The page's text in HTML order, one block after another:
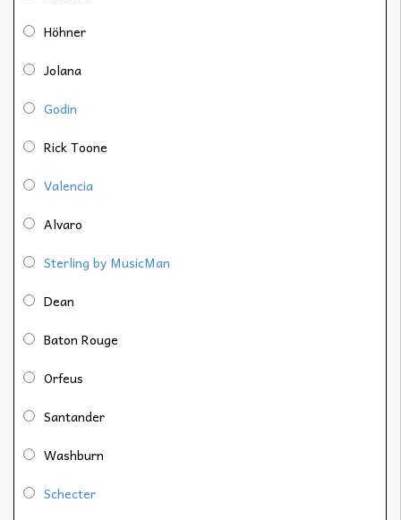
Höhner
Jolana
Godin
Rick Toone
Valencia
Alvaro
Sterling by MusicMan
Dean
Baton Rouge
Orfeus
Santander
Washburn
Schecter